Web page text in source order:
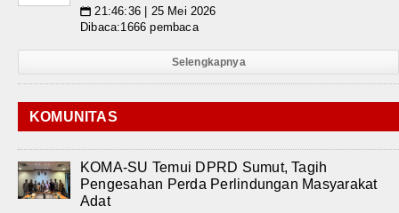
📅 21:46:36 | 25 Mei 2026
Dibaca:1666 pembaca
Selengkapnya
KOMUNITAS
KOMA-SU Temui DPRD Sumut, Tagih
Pengesahan Perda Perlindungan Masyarakat
Adat